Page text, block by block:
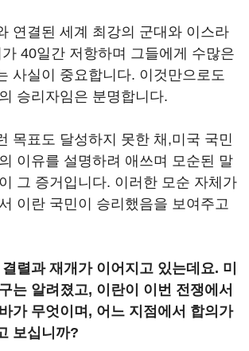
연결된 세계 최강의 군대와 이스라
40일간 저항하며 그들에게 수많은
사실이 중요합니다. 이것만으로도
승리자임은 분명합니다.
목표도 달성하지 못한 채,미국 국민
이유를 설명하려 애쓰며 모순된 말
그 증거입니다. 이러한 모순 자체가
이란 국민이 승리했음을 보여주고
렬과 재개가 이어지고 있는데요. 미
는 알려졌고, 이란이 이번 전쟁에서
가 무엇이며, 어느 지점에서 합의가
보십니까?